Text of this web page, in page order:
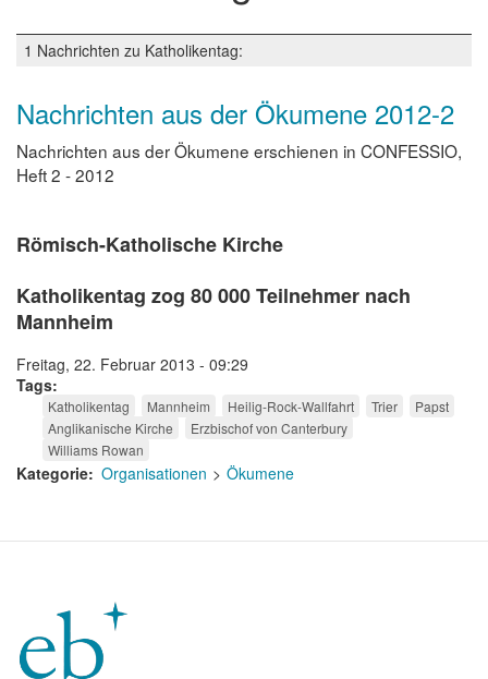
1 Nachrichten zu Katholikentag:
Nachrichten aus der Ökumene 2012-2
Nachrichten aus der Ökumene erschienen in CONFESSIO,
Heft 2 - 2012
Römisch-Katholische Kirche
Katholikentag zog 80 000 Teilnehmer nach
Mannheim
Freitag, 22. Februar 2013 - 09:29
Tags
Katholikentag Mannheim Heilig-Rock-Wallfahrt Trier
Papst
Anglikanische Kirche
Erzbischof von Canterbury
Williams Rowan
Kategorie Organisationen Ökumene